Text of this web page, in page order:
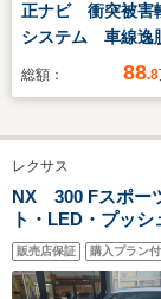
正ナビ 衝突被害
システム 車線逸
報 前後コーナー
ートライト プッ
スタート フォグ
プ パワーステア
グ ベンチシー
ルフラットシート
総額： 88.8
レクサス
NX 300 Fスポー
ト・LED・プッ
クカメラ・レクサ
パワーシート・パ
ー・シートヒータ
販売店保証 購入プラン付